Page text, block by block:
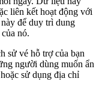
liên kết hoạt động với
để duy trì dung
nó.
sử vé hỗ trợ của bạn
người dùng muốn ẩn
sử dụng địa chỉ